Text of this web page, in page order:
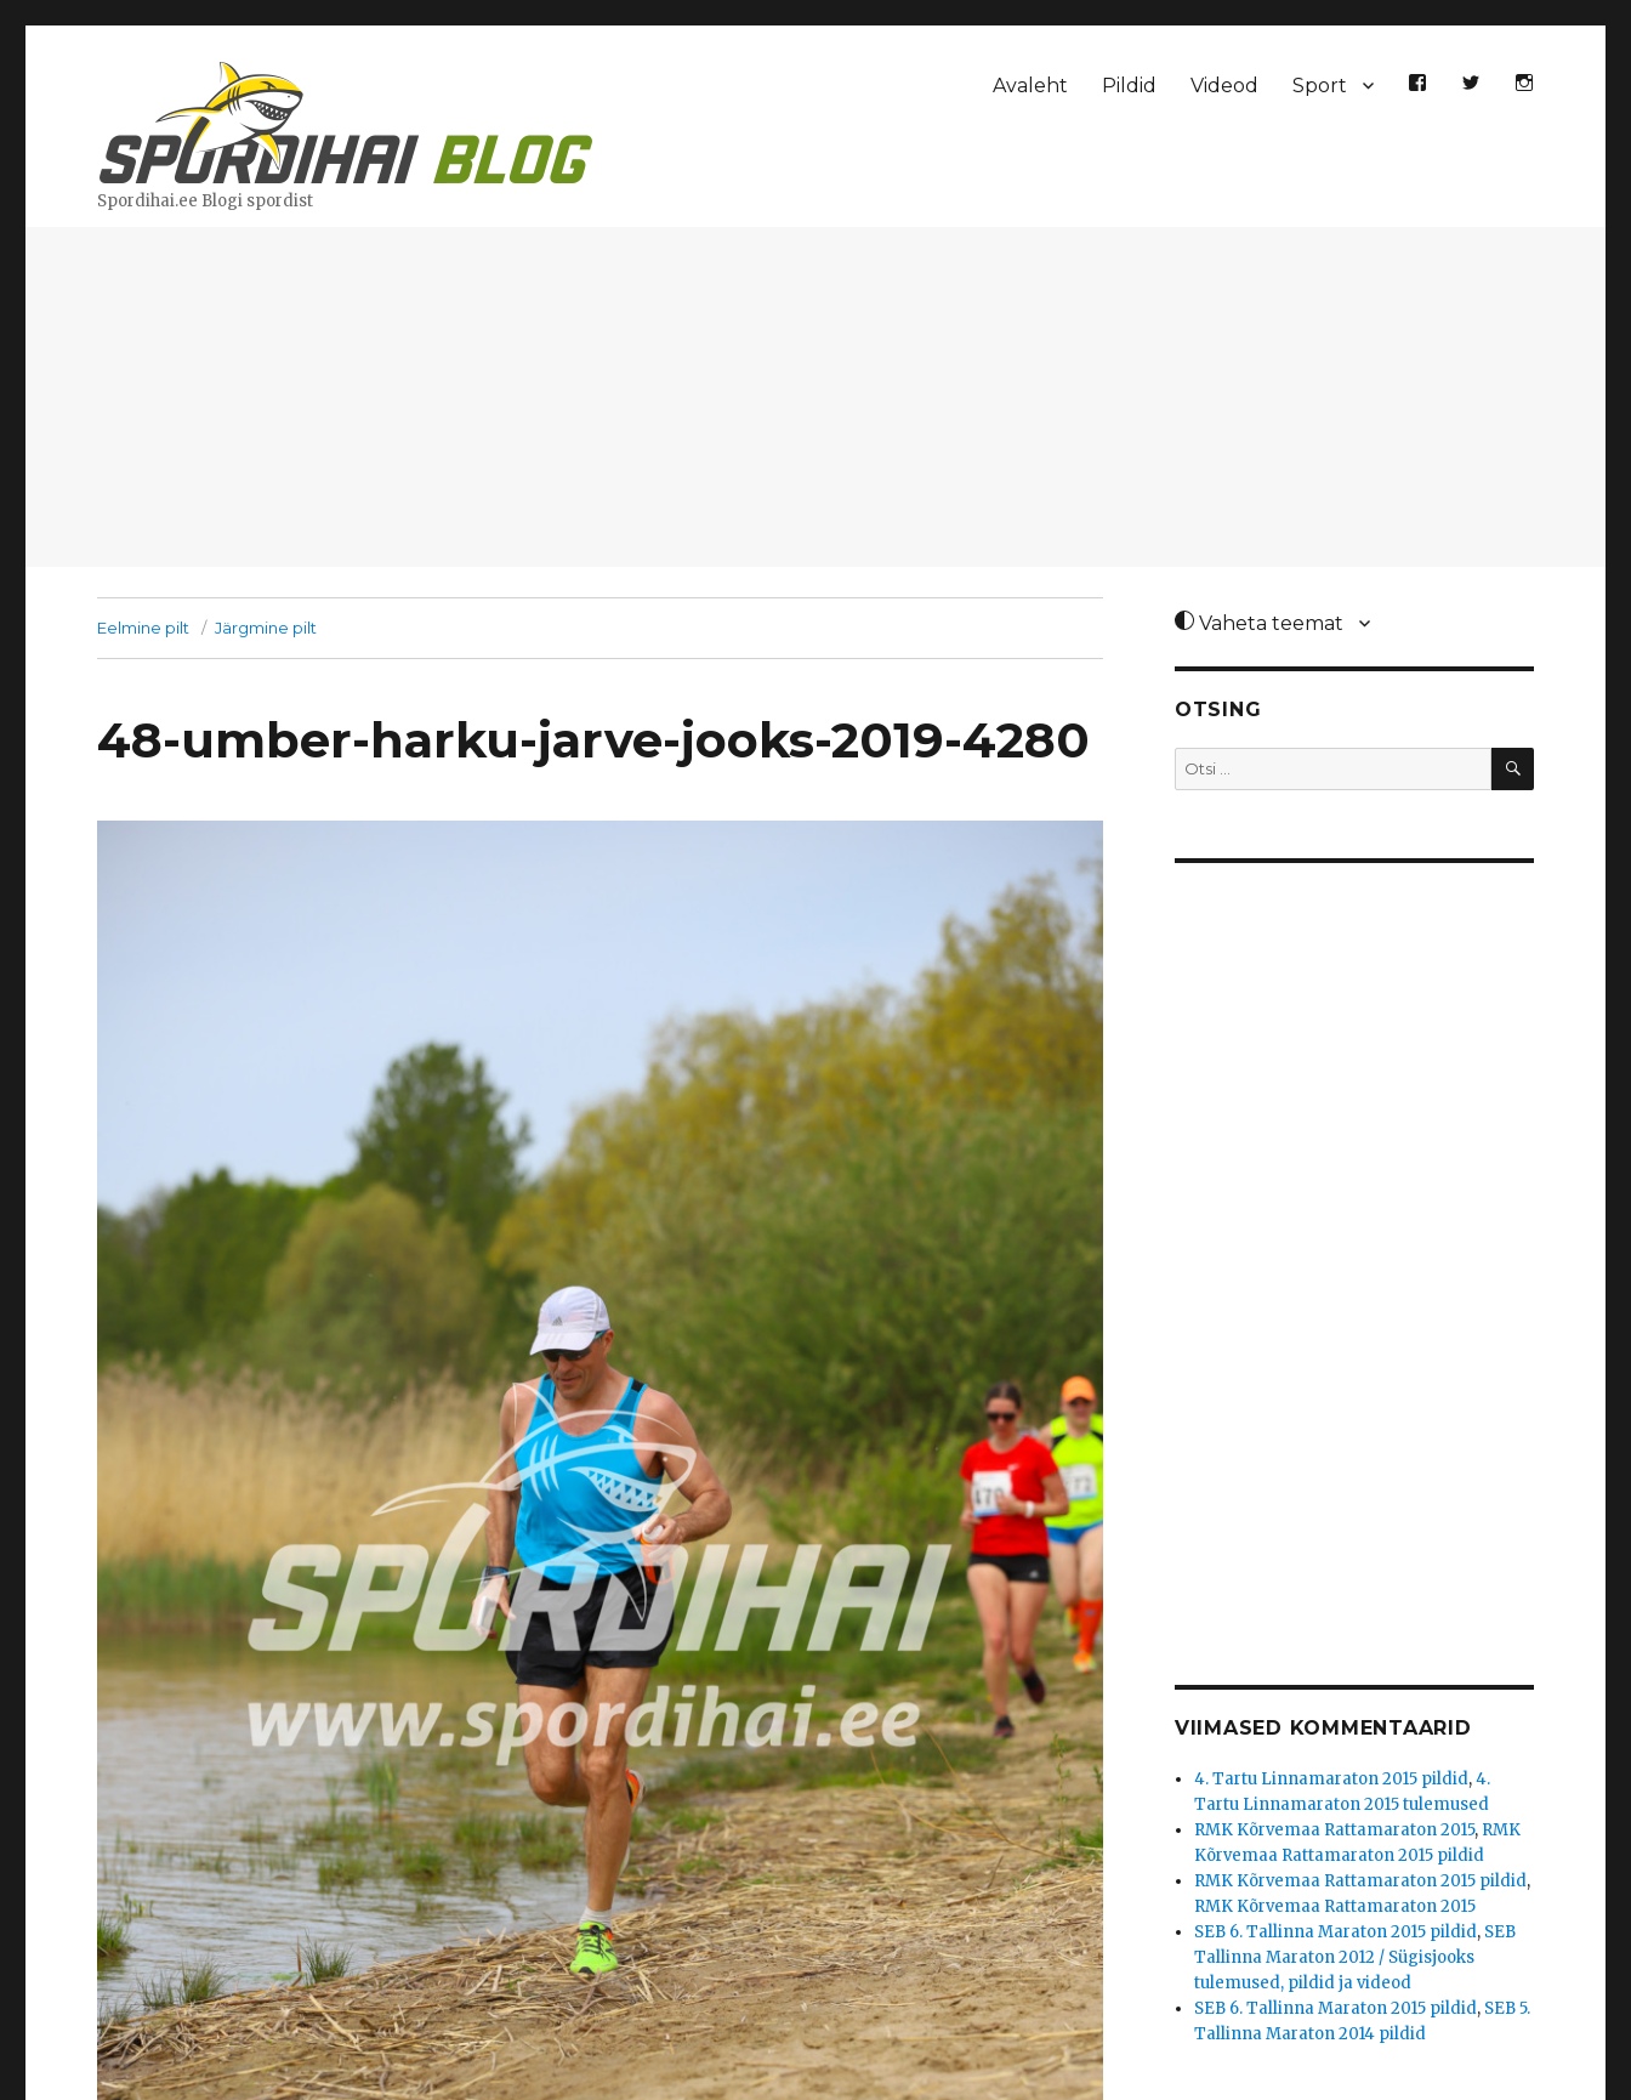
Spordihai.ee Blogi spordist
Avaleht Pildid Videod Sport
Eelmine pilt Järgmine pilt
48-umber-harku-jarve-jooks-2019-4280
Vaheta teemat
OTSING
Otsi: OTSI
VIIMASED KOMMENTAARID
4. Tartu Linnamaraton 2015 pildid,4.
Tartu Linnamaraton 2015 tulemused
RMK Kõrvemaa Rattamaraton 2015, RMK
Kõrvemaa Rattamaraton 2015 pildid
RMK Kõrvemaa Rattamaraton 2015 pildid,
RMK Kõrvemaa Rattamaraton 2015
SEB 6. Tallinna Maraton 2015 pildid, SEB
Tallinna Maraton 2012 / Sügisjooks
tulemused, pildid ja videod
SEB 6. Tallinna Maraton 2015 pildid, SEB 5.
Tallinna Maraton 2014 pildid